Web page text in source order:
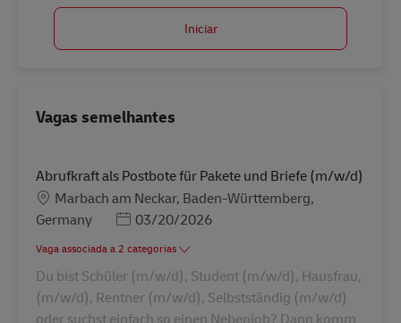
Iniciar
Vagas semelhantes
Abrufkraft als Postbote für Pakete und Briefe (m/w/d)
Localização
Marbach am Neckar, Baden-Württemberg,
Germany
Posted Date
03/20/2026
Vaga associada a 2 categorias
Du bist Schüler (m/w/d), Student (m/w/d), Hausfrau,
(m/w/d), Rentner (m/w/d), Selbstständig (m/w/d)
oder suchst einfach so einen Nebenjob? Dann komm